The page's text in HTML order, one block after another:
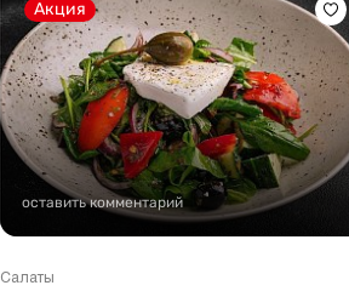
Акция
оставить комментарий
Салаты